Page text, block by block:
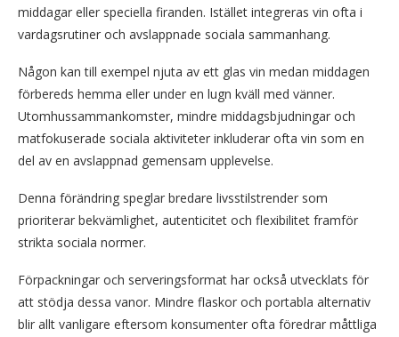
middagar eller speciella firanden. Istället integreras vin ofta i
vardagsrutiner och avslappnade sociala sammanhang.
Någon kan till exempel njuta av ett glas vin medan middagen
förbereds hemma eller under en lugn kväll med vänner.
Utomhussammankomster, mindre middagsbjudningar och
matfokuserade sociala aktiviteter inkluderar ofta vin som en
del av en avslappnad gemensam upplevelse.
Denna förändring speglar bredare livsstilstrender som
prioriterar bekvämlighet, autenticitet och flexibilitet framför
strikta sociala normer.
Förpackningar och serveringsformat har också utvecklats för
att stödja dessa vanor. Mindre flaskor och portabla alternativ
blir allt vanligare eftersom konsumenter ofta föredrar måttliga